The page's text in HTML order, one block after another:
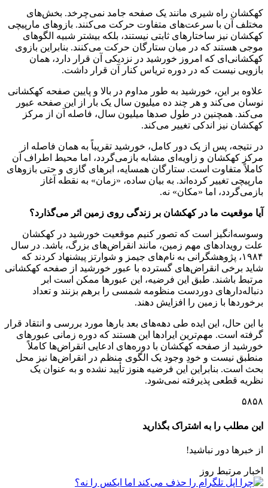
کهکشان راه شیری مانند یک صفحه جامد نمی‌چرخد. بخش‌های
مختلف آن با سرعت‌های متفاوت حرکت می‌کنند. بازوهای مارپیچی
کهکشان نیز ساختارهای ثابتی نیستند، بلکه بیشتر شبیه الگوهای
موجی هستند که در میان ستارگان حرکت می‌کنند. بنابراین بازوی
کهکشانی‌ای که امروز خورشید در نزدیکی آن قرار دارد، همان
بازویی نیست که در دوره تریاس کنار آن قرار داشت.
علاوه بر این، خورشید به طور مداوم در بالا و پایین صفحه کهکشانی
نوسان می‌کند و هر چند ده میلیون سال یک بار از این صفحه عبور
می‌کند. همچنین در طول صدها میلیون سال، فاصله آن از مرکز
کهکشان نیز اندکی تغییر می‌کند.
در نتیجه، پس از یک دور کامل، خورشید تقریباً به همان فاصله از
مرکز کهکشان و زاویه‌ای مشابه بازمی‌گردد، اما محیط اطراف آن
کاملاً متفاوت است. ستارگان همسایه، ابرهای گازی و حتی بازوهای
مارپیچی تغییر کرده‌اند. به بیان ساده، «زمان» به نقطه آغاز
بازمی‌گردد، اما «مکان» نه.
آیا موقعیت ما در کهکشان بر زندگی روی زمین اثر می‌گذارد؟
وسوسه‌انگیز است که تصور کنیم موقعیت خورشید در کهکشان
علت رویدادهای مهم زمین، مانند انقراض‌های بزرگ، باشد. در سال
۱۹۸۴، پژوهشگرانی به نام‌های جیمز و شوارتز پیشنهاد کردند که
شاید برخی انقراض‌های گسترده با عبور خورشید از صفحه کهکشانی
مرتبط باشند. طبق این فرضیه، این عبورها ممکن است ابر
دنباله‌دارهای دوردست منظومه شمسی را برهم بزنند و تعداد
برخوردها با زمین را افزایش دهند.
با این حال، این ایده طی دهه‌های بعد بارها مورد بررسی و انتقاد قرار
گرفته است. مهم‌ترین ایرادها این هستند که دوره زمانی عبورهای
خورشید از صفحه کهکشان با دوره‌های ادعایی انقراض‌ها کاملاً
منطبق نیست و خودِ وجود یک الگوی منظم در انقراض‌ها نیز محل
بحث است. بنابراین این فرضیه هنوز تأیید نشده و به عنوان یک
نظریه قطعی پذیرفته نمی‌شود.
۵۸۵۸
این مطلب را به اشتراک بگذارید
از خبرها دور نباشید!
اخبار مرتبط روز